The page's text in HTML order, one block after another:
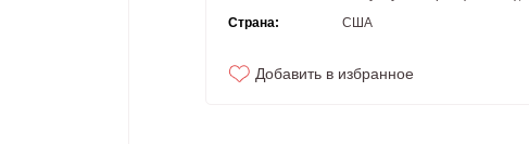
Страна:
США
Добавить в избранное